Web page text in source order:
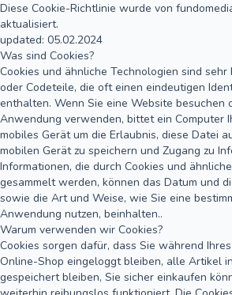
Diese Cookie-Richtlinie wurde von
aktualisiert.
updated: 05.02.2024
Was sind Cookies?
Cookies und ähnliche Technologien sind
oder Codeteile, die oft einen eindeutigen
enthalten. Wenn Sie eine Website besuchen
Anwendung verwenden, bittet ein Computer
mobiles Gerät um die Erlaubnis, diese Datei
mobilen Gerät zu speichern und Zugang zu
Informationen, die durch Cookies und
gesammelt werden, können das Datum und
sowie die Art und Weise, wie Sie eine
Anwendung nutzen, beinhalten..
Warum verwenden wir Cookies?
Cookies sorgen dafür, dass Sie während
Online-Shop eingeloggt bleiben, alle Artikel
gespeichert bleiben, Sie sicher einkaufen